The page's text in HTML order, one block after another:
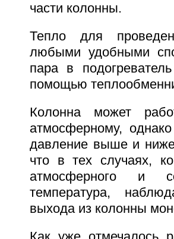
части колонны.
Тепло для
любыми удобными
пара в
помощью
Колонна может
атмосферному,
давление выше и
что в тех случаях,
атмосферного и
температура,
выхода из колонны